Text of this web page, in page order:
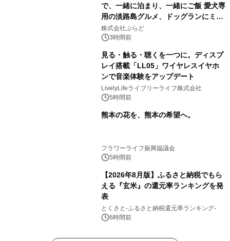
で、一緒に泊まり、一緒にご飯 愛犬専
用の淡路島グルメ、ドッグランにミニ
プール グランピングとトレーラーハウ
スの2施設で
株式会社ぷらど
3時間前
見る・触る・聴くを一つに。ディスプ
レイ搭載「LL05」ワイヤレスイヤホ
ンで音楽体験をアップデート
LivelyLifeライブリーライフ株式会社
5時間前
熊本の花を、熊本の希望へ。
フラワーライフ振興協議会
5時間前
【2026年8月版】ふるさと納税でもら
える『玄米』の還元率ランキングを発
表
とくさと-ふるさと納税還元率ランキング-
6時間前